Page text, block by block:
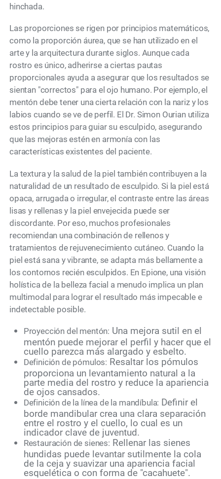
hinchada.
Las proporciones se rigen por principios matemáticos,
como la proporción áurea, que se han utilizado en el
arte y la arquitectura durante siglos. Aunque cada
rostro es único, adherirse a ciertas pautas
proporcionales ayuda a asegurar que los resultados se
sientan "correctos" para el ojo humano. Por ejemplo, el
mentón debe tener una cierta relación con la nariz y los
labios cuando se ve de perfil. El Dr. Simon Ourian utiliza
estos principios para guiar su esculpido, asegurando
que las mejoras estén en armonía con las
características existentes del paciente.
La textura y la salud de la piel también contribuyen a la
naturalidad de un resultado de esculpido. Si la piel está
opaca, arrugada o irregular, el contraste entre las áreas
lisas y rellenas y la piel envejecida puede ser
discordante. Por eso, muchos profesionales
recomiendan una combinación de rellenos y
tratamientos de rejuvenecimiento cutáneo. Cuando la
piel está sana y vibrante, se adapta más bellamente a
los contornos recién esculpidos. En Epione, una visión
holística de la belleza facial a menudo implica un plan
multimodal para lograr el resultado más impecable e
indetectable posible.
Proyección del mentón: Una mejora sutil en el
mentón puede mejorar el perfil y hacer que el
cuello parezca más alargado y esbelto.
Definición de pómulos: Resaltar los pómulos
proporciona un levantamiento natural a la
parte media del rostro y reduce la apariencia
de ojos cansados.
Definición de la línea de la mandíbula: Definir el
borde mandibular crea una clara separación
entre el rostro y el cuello, lo cual es un
indicador clave de juventud.
Restauración de sienes: Rellenar las sienes
hundidas puede levantar sutilmente la cola
de la ceja y suavizar una apariencia facial
esquelética o con forma de "cacahuete".